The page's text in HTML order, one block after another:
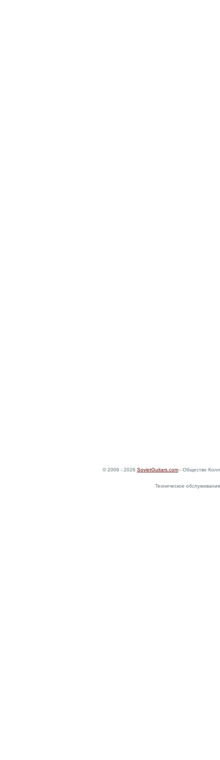
© 2006 - 2026 SovietGuitars.com - Общество
Техническое